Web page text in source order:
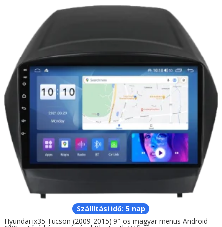
Szállítási idő: 5 nap
Hyundai ix35 Tucson (2009-2015) 9″-os magyar menüs Android